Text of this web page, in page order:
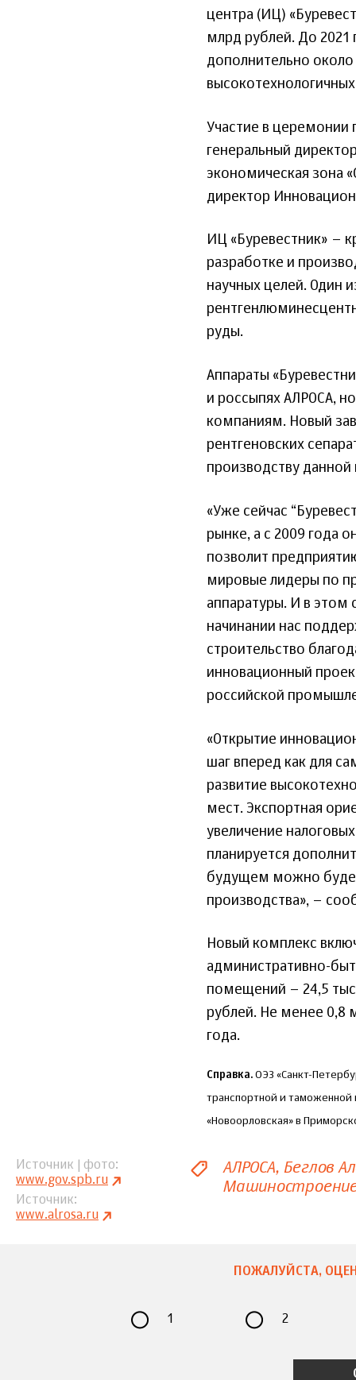
центра (ИЦ)
млрд рублей. До 2021
дополнительно
Участие в церемонии
генеральный
экономическая зона
директор
ИЦ «Буревестник» –
разработке и
научных целей. Один
руды.
Аппараты
и россыпях АЛРОСА,
компаниям. Новый
рентгеновских
производству данной
«Уже сейчас
рынке, а с 2009 года
позволит
мировые лидеры по
аппаратуры. И в этом
начинании нас
строительство
инновационный
российской
«Открытие
шаг вперед как для
развитие
мест. Экспортная
увеличение
планируется
будущем можно
производства», –
Новый комплекс
административно-
помещений – 24,5
рублей. Не менее 0,8
года.
Справка. ОЭЗ «Санкт-
транспортной и
«Новоорловская» в
Источник | фото
www.gov.spb.ru
Источник
www.alrosa.ru
АЛРОСА Беглов
ПОЖАЛУЙСТА,
1 2